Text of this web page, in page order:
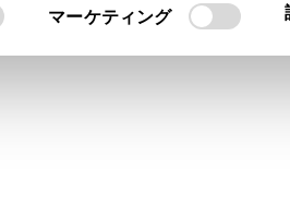
マーケティング
ログインして自動